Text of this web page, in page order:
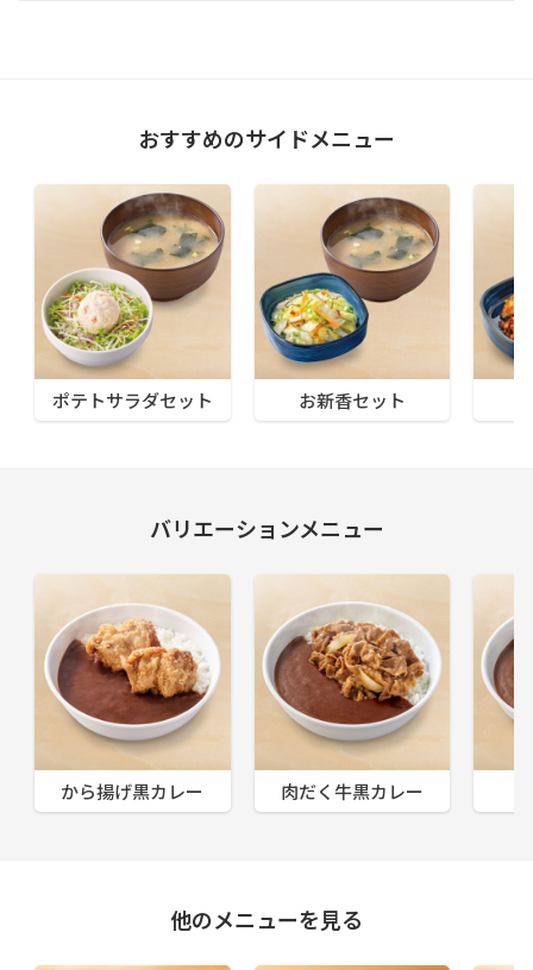
おすすめのサイドメニュー
ポテトサラダセット お新香セット
バリエーションメニュー
から揚げ黒カレー 肉だく牛黒カレー
他のメニューを見る